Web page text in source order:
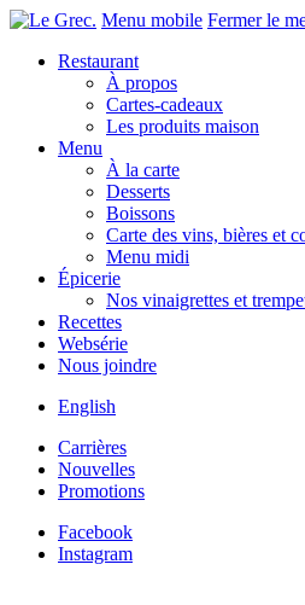
Menu mobile Fermer le
Restaurant
À propos
Cartes-cadeaux
Les produits maison
Menu
À la carte
Desserts
Boissons
Carte des vins, bières et
Menu midi
Épicerie
Nos vinaigrettes et
Recettes
Websérie
Nous joindre
English
Carrières
Nouvelles
Promotions
Facebook
Instagram